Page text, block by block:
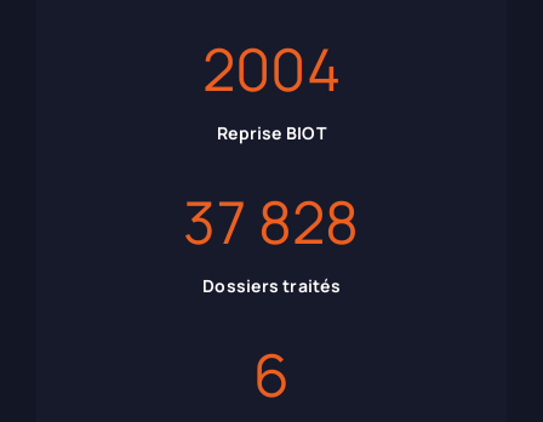
2004
Reprise BIOT
37 828
Dossiers traités
6